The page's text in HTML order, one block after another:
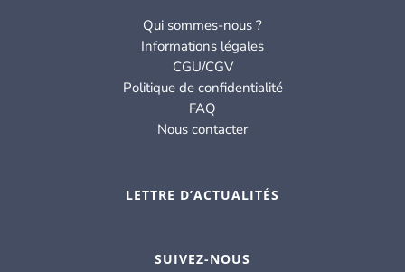
Qui sommes-nous ?
Informations légales
CGU/CGV
Politique de confidentialité
FAQ
Nous contacter
LETTRE D’ACTUALITÉS
SUIVEZ-NOUS